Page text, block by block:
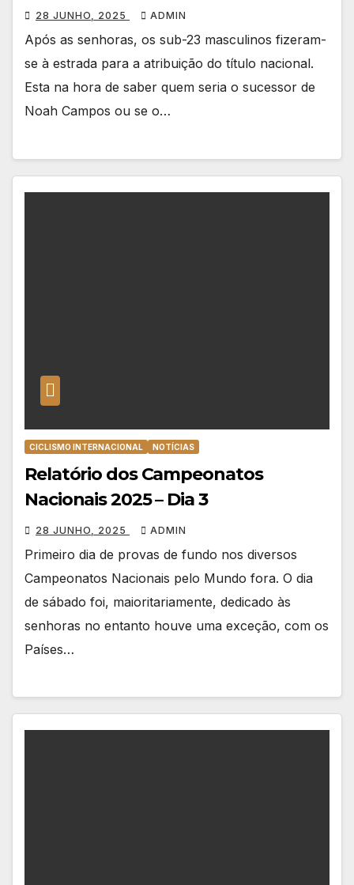
28 JUNHO, 2025 ADMIN
Após as senhoras, os sub-23 masculinos fizeram-
se à estrada para a atribuição do título nacional.
Esta na hora de saber quem seria o sucessor de
Noah Campos ou se o…
CICLISMO INTERNACIONAL NOTÍCIAS
Relatório dos Campeonatos
Nacionais 2025 – Dia 3
28 JUNHO, 2025 ADMIN
Primeiro dia de provas de fundo nos diversos
Campeonatos Nacionais pelo Mundo fora. O dia
de sábado foi, maioritariamente, dedicado às
senhoras no entanto houve uma exceção, com os
Países…